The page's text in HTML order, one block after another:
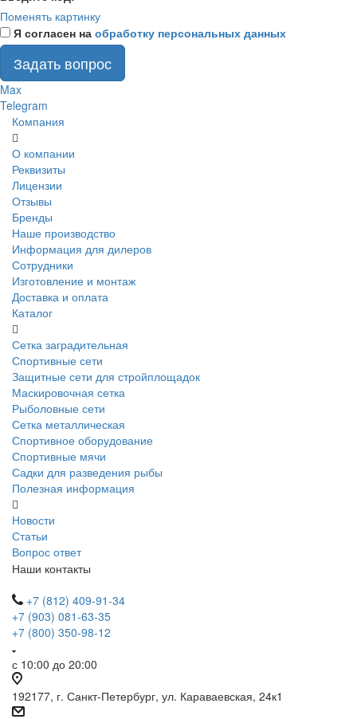
Поменять картинку
Я согласен на обработку персональных данных
Задать вопрос
Max
Telegram
Компания
О компании
Реквизиты
Лицензии
Отзывы
Бренды
Наше производство
Информация для дилеров
Сотрудники
Изготовление и монтаж
Доставка и оплата
Каталог
Сетка заградительная
Спортивные сети
Защитные сети для стройплощадок
Маскировочная сетка
Рыболовные сети
Сетка металлическая
Спортивное оборудование
Спортивные мячи
Садки для разведения рыбы
Полезная информация
Новости
Статьи
Вопрос ответ
Наши контакты
+7 (812) 409-91-34
+7 (903) 081-63-35
+7 (800) 350-98-12
с 10:00 до 20:00
192177, г. Санкт-Петербург, ул. Караваевская, 24к1